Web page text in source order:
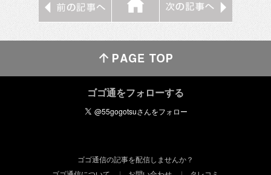
ゴゴ通をフォローする
ゴゴ通信の記事を配信しませんか？